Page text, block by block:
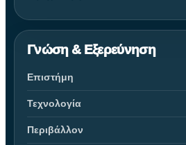
Γνώση & Εξερεύνηση
Επιστήμη
Τεχνολογία
Περιβάλλον